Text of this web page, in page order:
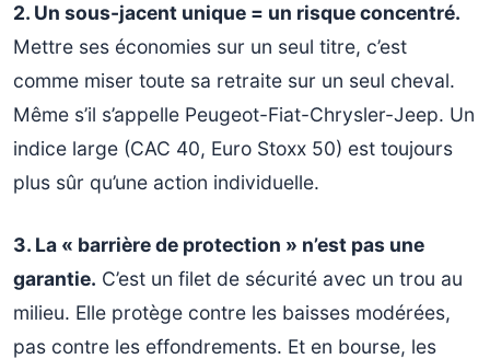
2. Un sous-jacent unique = un risque concentré.
Mettre ses économies sur un seul titre, c’est
comme miser toute sa retraite sur un seul cheval.
Même s’il s’appelle Peugeot-Fiat-Chrysler-Jeep. Un
indice large (CAC 40, Euro Stoxx 50) est toujours
plus sûr qu’une action individuelle.
3. La « barrière de protection » n’est pas une
garantie. C’est un filet de sécurité avec un trou au
milieu. Elle protège contre les baisses modérées,
pas contre les effondrements. Et en bourse, les